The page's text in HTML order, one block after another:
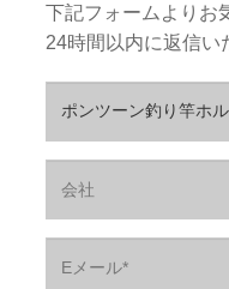
下記フォームよりお
24時間以内に返信い